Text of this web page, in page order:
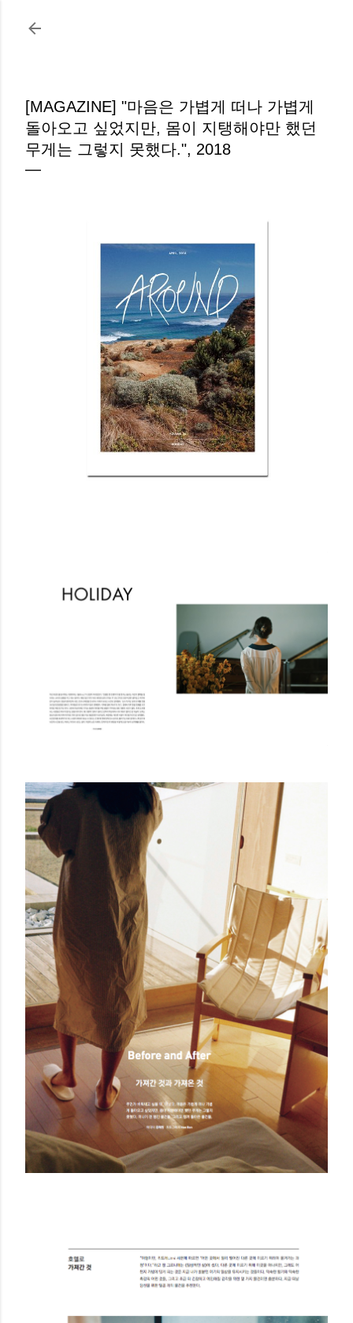
[MAGAZINE] "마음은 가볍게 떠나 가볍게
돌아오고 싶었지만, 몸이 지탱해야만 했던
무게는 그렇지 못했다.", 2018